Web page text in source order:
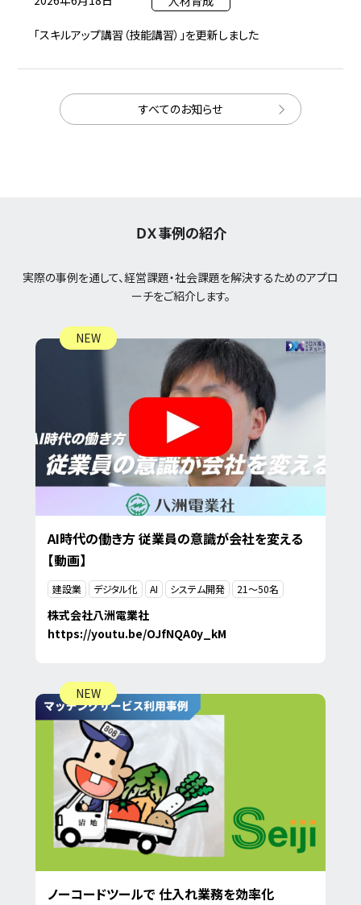
「スキルアップ講習（技能講習）」を更新しました
すべてのお知らせ
ＤＸ事例の紹介
実際の事例を通して、経営課題・社会課題を解決するためのアプロ
ーチをご紹介します。
AI時代の働き方 従業員の意識が会社を変える
【動画】
建設業 デジタル化 AI システム開発 21〜50名
株式会社八洲電業社
https://youtu.be/OJfNQA0y_kM
ノーコードツールで 仕入れ業務を効率化